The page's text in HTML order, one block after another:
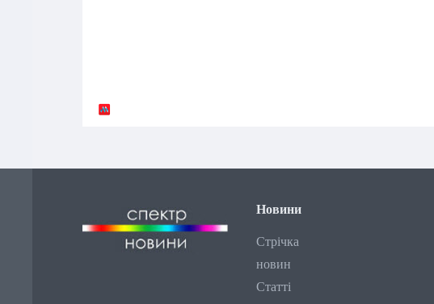
Новини
Стрічка
новин
Статті